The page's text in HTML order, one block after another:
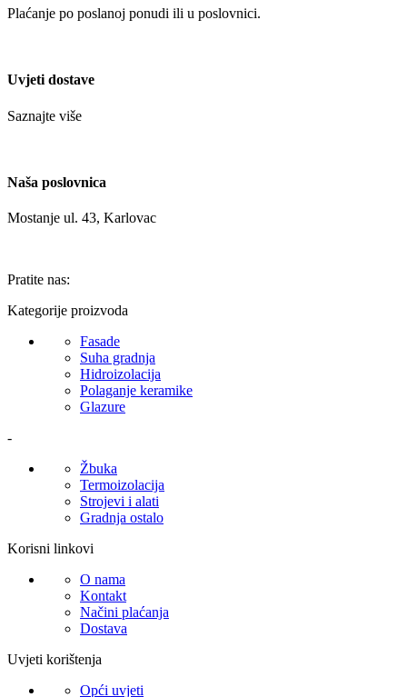
Plaćanje po poslanoj ponudi ili u poslovnici.
Uvjeti dostave
Saznajte više
Naša poslovnica
Mostanje ul. 43, Karlovac
Pratite nas:
Kategorije proizvoda
Fasade
Suha gradnja
Hidroizolacija
Polaganje keramike
Glazure
-
Žbuka
Termoizolacija
Strojevi i alati
Gradnja ostalo
Korisni linkovi
O nama
Kontakt
Načini plaćanja
Dostava
Uvjeti korištenja
Opći uvjeti